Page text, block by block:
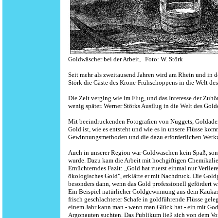
Goldwäscher bei der Arbeit, Foto: W. Störk
Seit mehr als zweitausend Jahren wird am Rhein und in
Störk die Gäste des Krone-Frühschoppens in die Welt
Die Zeit verging wie im Flug, und das Interesse der
wenig später. Werner Störks Ausflug in die Welt des
Mit beeindruckenden Fotografien von Nuggets,
Gold ist, wie es entsteht und wie es in unsere Flüsse
Gewinnungsmethoden und die dazu erforderlichen
Auch in unserer Region war Goldwaschen kein Spaß,
wurde. Dazu kam die Arbeit mit hochgiftigen
Ernüchterndes Fazit: „Gold hat zuerst einmal nur
ökologisches Gold", erklärte er mit Nachdruck. Die
besonders dann, wenn das Gold professionell gefördert
Ein Beispiel natürlicher Goldgewinnung aus dem
frisch geschlachteter Schafe in goldführende Flüsse
einem Jahr kann man - wenn man Glück hat - ein mit
Argonauten suchten. Das Publikum ließ sich von dem